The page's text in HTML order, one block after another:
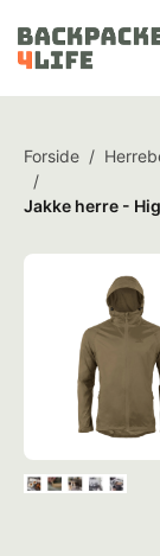
Forside /
/
Jakke herre -